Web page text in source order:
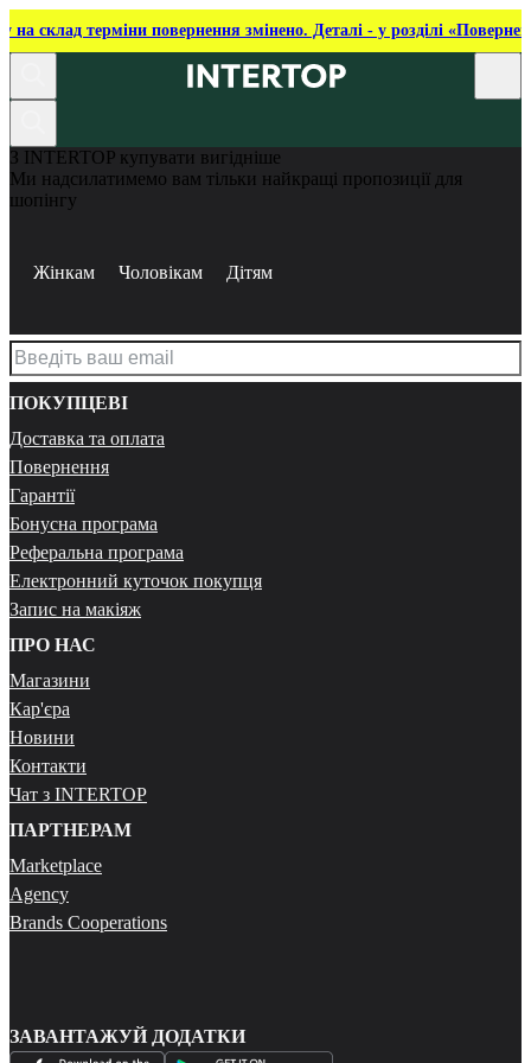
на склад терміни повернення змінено. Деталі - у розділі
З INTERTOP купувати вигідніше
Ми надсилатимемо вам тільки найкращі пропозиції для
шопінгу
Жінкам Чоловікам Дітям
ПОКУПЦЕВІ
Доставка та оплата
Повернення
Гарантії
Бонусна програма
Реферальна програма
Електронний куточок покупця
Запис на макіяж
ПРО НАС
Магазини
Кар'єра
Новини
Контакти
Чат з INTERTOP
ПАРТНЕРАМ
Marketplace
Agency
Brands Cooperations
ЗАВАНТАЖУЙ ДОДАТКИ